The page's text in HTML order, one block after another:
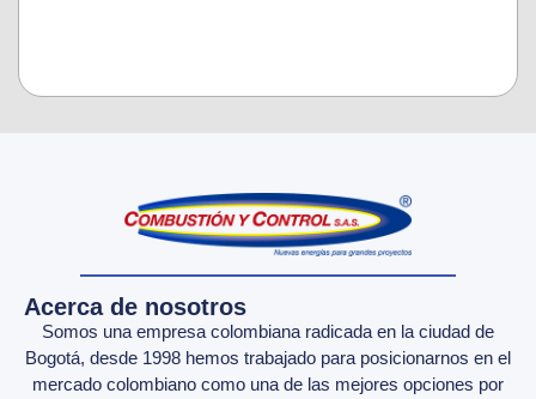
Acerca de nosotros
Somos una empresa colombiana radicada en la ciudad de
Bogotá, desde 1998 hemos trabajado para posicionarnos en el
mercado colombiano como una de las mejores opciones por